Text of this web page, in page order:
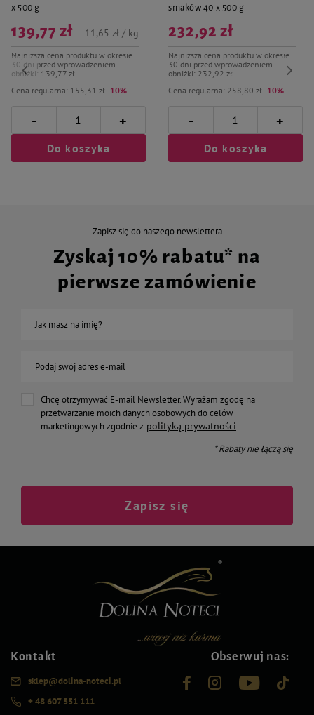
Skład analityczny
- włókno surowe 0.2%
- tłuszcz surowy 0.6%
- popiół surowy 12%
x 500 g
Cena regularna: 155,31 zł -10%
139,77 zł
Najniższa cena produktu w okresie
30 dni przed wprowadzeniem
obniżki: 139,77 zł
11,65 zł / kg
- +
Do koszyka
smaków 40 x 500 g
Cena regularna: 258,80 zł -10%
232,92 zł
Najniższa cena produktu w okresie
30 dni przed wprowadzeniem
obniżki: 232,92 zł
- +
Do koszyka
Zapisz się do naszego newslettera
Zyskaj 10% rabatu* na
pierwsze zamówienie
Jak masz na imię?
Podaj swój adres e-mail
Chcę otrzymywać E-mail Newsletter. Wyrażam zgodę na
przetwarzanie moich danych osobowych do celów
marketingowych zgodnie z polityką prywatności
* Rabaty nie łączą się
Zapisz się
Kontakt
sklep@dolina-noteci.pl
+ 48 607 551 111
Obserwuj nas: